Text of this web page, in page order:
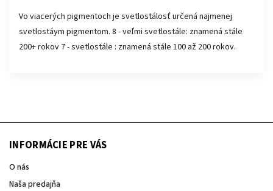
Vo viacerých pigmentoch je svetlostálosť určená najmenej
svetlostáym pigmentom. 8 - veľmi svetlostále: znamená stále
200+ rokov 7 - svetlostále : znamená stále 100 až 200 rokov.
INFORMÁCIE PRE VÁS
O nás
Naša predajňa